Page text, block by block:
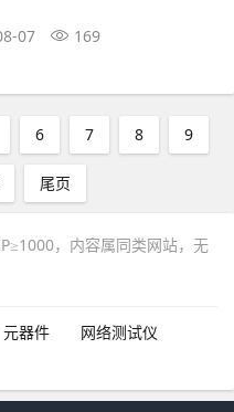
07 169
6 7 8 9
尾页
，内容属同类网站，无
元器件
网络测试仪